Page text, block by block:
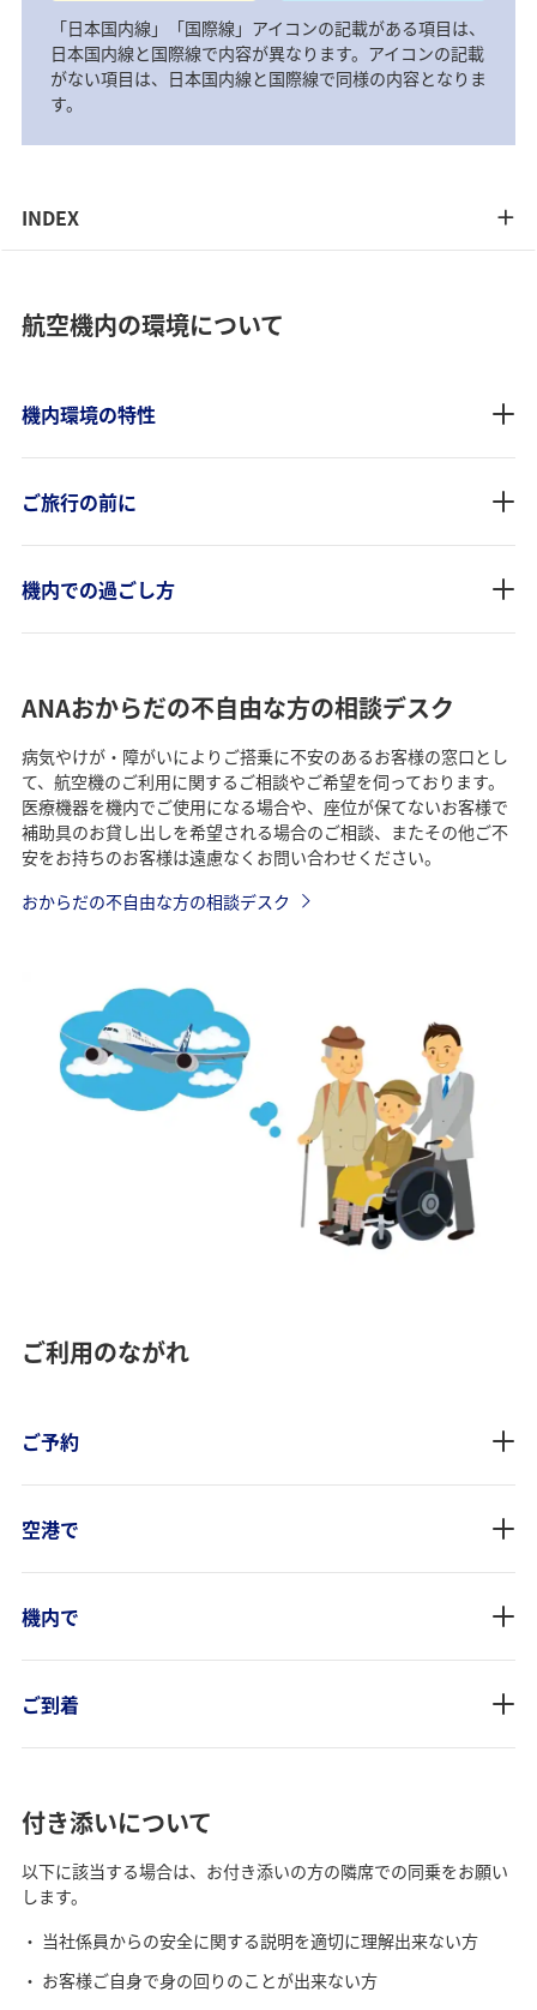
「日本国内線」「国際線」アイコンの記載がある項目は、
日本国内線と国際線で内容が異なります。アイコンの記載
がない項目は、日本国内線と国際線で同様の内容となりま
す。
INDEX
航空機内の環境について
機内環境の特性
ご旅行の前に
機内での過ごし方
ANAおからだの不自由な方の相談デスク
病気やけが・障がいによりご搭乗に不安のあるお客様の窓口とし
て、航空機のご利用に関するご相談やご希望を伺っております。
医療機器を機内でご使用になる場合や、座位が保てないお客様で
補助具のお貸し出しを希望される場合のご相談、またその他ご不
安をお持ちのお客様は遠慮なくお問い合わせください。
おからだの不自由な方の相談デスク
ご利用のながれ
ご予約
空港で
機内で
ご到着
付き添いについて
以下に該当する場合は、お付き添いの方の隣席での同乗をお願い
します。
当社係員からの安全に関する説明を適切に理解出来ない方
お客様ご自身で身の回りのことが出来ない方